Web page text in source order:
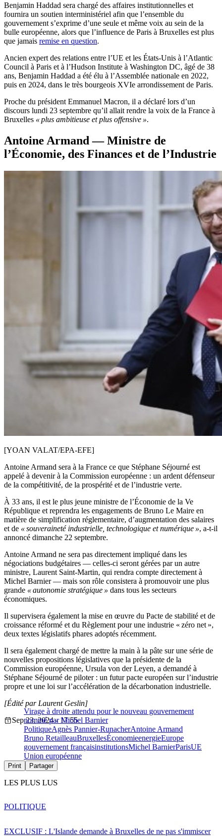
Benjamin Haddad sera chargé des affaires institutionnelles et
fournira un soutien interministériel afin que l’ensemble du
gouvernement s’exprime d’une seule et même voix au sein de la
bulle européenne, alors que l’influence de Paris à Bruxelles est plus
que jamais remise en question.
Ancien expert des relations entre l’UE et les États-Unis à l’Atlantic
Council à Paris et à l’Hudson Institute à Washington DC, âgé de 38
ans, Benjamin Haddad a été élu à l’Assemblée nationale en 2022,
puis en 2024, dans le très bourgeois XVIe arrondissement de Paris.
Proche du président Emmanuel Macron, il a déclaré lors d’un
discours lundi 23 septembre qu’il allait rendre la voix de la France à
Bruxelles « plus ambitieuse et plus offensive ».
Antoine Armand — Ministre de
l’Économie, des Finances et de l’Industrie
[YOAN VALAT/EPA-EFE]
Antoine Armand sera à la France ce que Stéphane Séjourné est
appelé à devenir à la Commission européenne : un ardent défenseur
de la compétitivité, de la prospérité et de l’industrie verte.
À 33 ans, il est le plus jeune ministre de l’Économie de la Ve
République et reprendra les engagements de Bruno Le Maire en
matière de simplification réglementaire, d’augmentation des salaires
et de « souveraineté industrielle, technologique et numérique », a-t-il
annoncé dimanche 22 septembre.
Antoine Armand ne sera pas directement impliqué dans les
négociations budgétaires — celles-ci seront gérées par un autre
ministre, Laurent Saint-Martin, qui rendra compte directement à
Michel Barnier — mais son rôle consistera à promouvoir une plus
grande « autonomie stratégique » dans tous les secteurs
économiques.
Il supervisera également la mise en œuvre du Pacte de stabilité et de
croissance réformé et du Règlement pour une industrie « zéro net »,
deux textes législatifs phares adoptés récemment.
Il sera également chargé de mettre la main à la pâte sur une série de
nouvelles propositions législatives que la présidente de la
Commission européenne, Ursula von der Leyen, a demandé à
Stéphane Séjourné de piloter : un futur pacte européen sur l’industrie
propre et une loi sur l’accélération de la décarbonation industrielle.
Virage à droite attendu pour le nouveau gouvernement
nommé par Michel Barnier
[Édité par Laurent Geslin]
Sep 23, 2024 - 17:55
PolitiqueAgnès Pannier-RunacherAntoine Armand
Bruno RetailleauBruxellesÉconomieenergieEurope
gouvernement françaisinstitutionsMichel BarnierParisUE
Union européenne
Print Partager
LES PLUS LUS
EXCLUSIF : L'Islande demande à Bruxelles de ne pas s'immiscer
POLITIQUE